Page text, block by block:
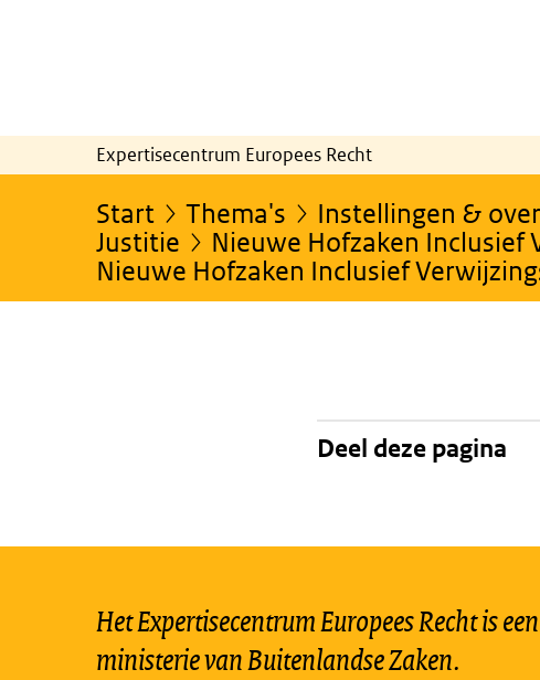
Expertisecentrum Europees Recht
Start Thema's Instellingen &
Justitie
Nieuwe Hofzaken Inclusief
Nieuwe Hofzaken Inclusief
Deel deze pagina
Het Expertisecentrum Europees Recht is
ministerie van Buitenlandse Zaken.